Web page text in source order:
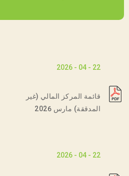
22 - 04 - 2026
قائمة المركز المالي (غير
المدققة) مارس 2026
22 - 04 - 2026